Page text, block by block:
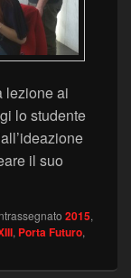
lezione ai
lo studente
il suo
Progress, ora i
2015,
, Porta Futuro,